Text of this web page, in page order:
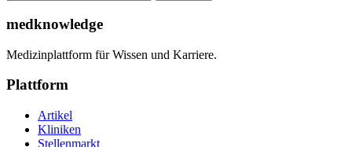
medknowledge
Medizinplattform für Wissen und Karriere.
Plattform
Artikel
Kliniken
Stellenmarkt